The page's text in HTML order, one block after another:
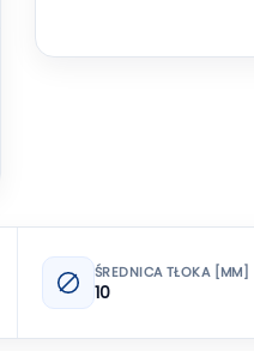
ŚREDNICA TŁOKA [MM]
10